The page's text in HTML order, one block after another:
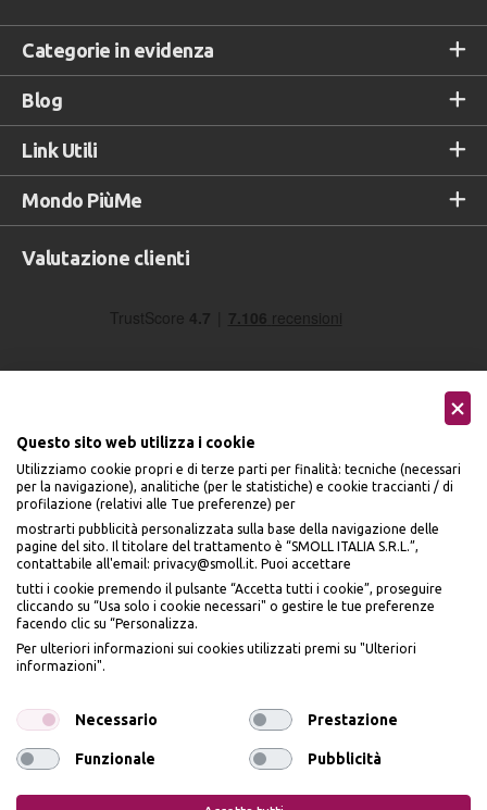
Categorie in evidenza
Blog
Link Utili
Mondo PiùMe
Valutazione clienti
Accettiamo
Seguici sui social
Privacy Policy Cookie Policy
Questo sito web utilizza i cookie
Utilizziamo cookie propri e di terze parti per finalità: tecniche (necessari
per la navigazione), analitiche (per le statistiche) e cookie traccianti / di
profilazione (relativi alle Tue preferenze) per
mostrarti pubblicità personalizzata sulla base della navigazione delle
pagine del sito. Il titolare del trattamento è “SMOLL ITALIA S.R.L.”,
contattabile all'email: privacy@smoll.it. Puoi accettare
tutti i cookie premendo il pulsante “Accetta tutti i cookie”, proseguire
cliccando su “Usa solo i cookie necessari" o gestire le tue preferenze
facendo clic su “Personalizza.
Per ulteriori informazioni sui cookies utilizzati premi su "Ulteriori
informazioni".
Necessario Prestazione
Funzionale Pubblicità
BENVENUTO DA
PIÙME
IL10% DI SCONTO
dell’art. 13 del Reg UE 2016/679 e presto il mio consenso a ricevere email
promozionali. In qualsiasi momento è possibile revocare il consenso